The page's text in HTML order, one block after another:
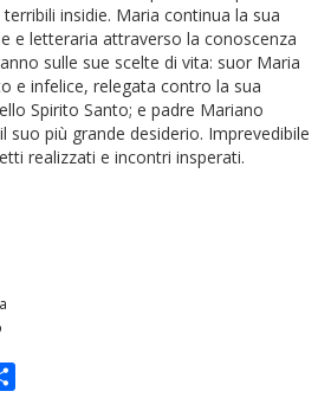
insidie. Maria continua la sua
e letteraria attraverso la conoscenza
sulle sue scelte di vita: suor Maria
e infelice, relegata contro la sua
Spirito Santo; e padre Mariano
suo più grande desiderio. Imprevedibile
realizzati e incontri insperati.